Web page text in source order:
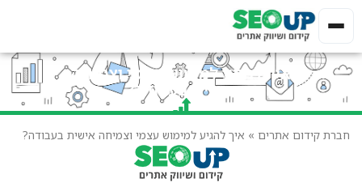
איך להגיע למימוש עצמי וצמיחה
אישית בעבודה?
חברת קידום אתרים » איך להגיע למימוש עצמי וצמיחה אישית בעבודה?